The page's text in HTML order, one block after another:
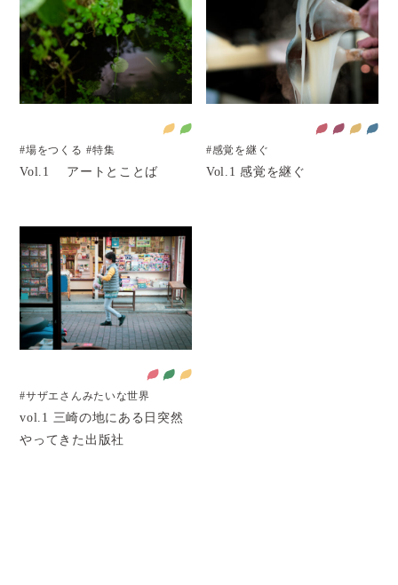
#場をつくる #特集
Vol.1 アートとことば
#感覚を継ぐ
Vol.1 感覚を継ぐ
#サザエさんみたいな世界
vol.1 三崎の地にある日突然
やってきた出版社